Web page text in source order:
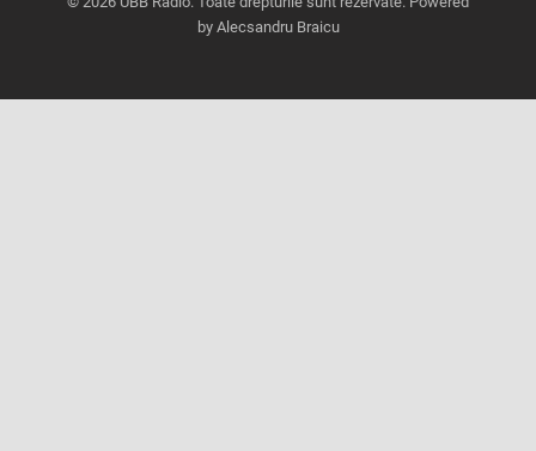
by Alecsandru Braicu